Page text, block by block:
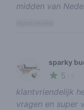
midden van
🍃
sparky
5
klantvriendelijk
vragen en super